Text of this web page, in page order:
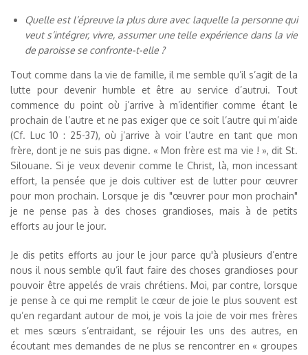
Quelle est l’épreuve la plus dure avec laquelle la personne qui
veut s’intégrer, vivre, assumer une telle expérience dans la vie
de paroisse se confronte-t-elle ?
Tout comme dans la vie de famille, il me semble qu’il s’agit de la
lutte pour devenir humble et être au service d’autrui. Tout
commence du point où j’arrive à m’identifier comme étant le
prochain de l’autre et ne pas exiger que ce soit l’autre qui m’aide
(Cf. Luc 10 : 25-37), où j’arrive à voir l’autre en tant que mon
frère, dont je ne suis pas digne. « Mon frère est ma vie ! », dit St.
Silouane. Si je veux devenir comme le Christ, là, mon incessant
effort, la pensée que je dois cultiver est de lutter pour œuvrer
pour mon prochain. Lorsque je dis "œuvrer pour mon prochain"
je ne pense pas à des choses grandioses, mais à de petits
efforts au jour le jour.
Je dis petits efforts au jour le jour parce qu'à plusieurs d’entre
nous il nous semble qu’il faut faire des choses grandioses pour
pouvoir être appelés de vrais chrétiens. Moi, par contre, lorsque
je pense à ce qui me remplit le cœur de joie le plus souvent est
qu’en regardant autour de moi, je vois la joie de voir mes frères
et mes sœurs s’entraidant, se réjouir les uns des autres, en
écoutant mes demandes de ne plus se rencontrer en « groupes